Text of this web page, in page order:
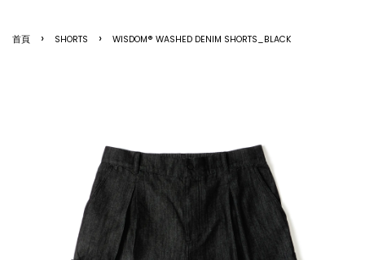
首頁 › SHORTS › WISDOM® WASHED DENIM SHORTS_BLACK